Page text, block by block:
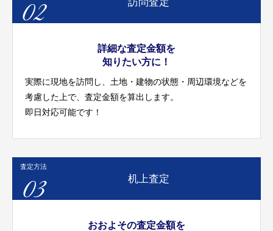
02
詳細な査定金額を
知りたい方に！
実際に現地を訪問し、土地・建物の状態・周辺環境などを
考慮した上で、査定金額を算出します。
即日対応可能です！
査定方法
03 机上査定
おおよその査定金額を